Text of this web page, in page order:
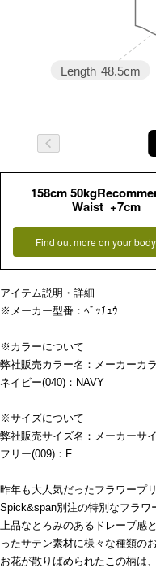
Length 48.5cm
158cm
Waist +7cm
Find out more on your
アイテム説明・詳細
※メーカー型番：ﾍﾞｯﾁｭｳ
※カラーについて
弊社販売カラー名：メーカーカ
ネイビー(040)：NAVY
※サイズについて
弊社販売サイズ名：メーカーサ
フリー(009)：F
昨年も大人気だったフラワープ
Spick&span別注の特別なフラワ
上品なとろみのあるドレープ感
ったサテン素材に様々な種類の
お花が散りばめられたこの柄は